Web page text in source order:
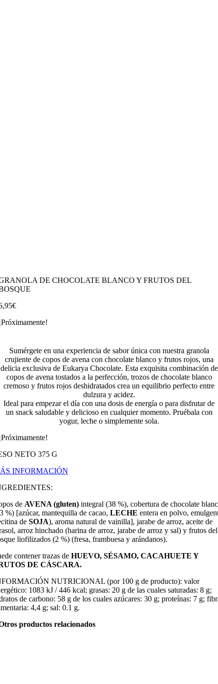
DE CHOCOLATE BLANCO Y FRUTOS DEL
€
Sumérgete en una experiencia de sabor única con nuestra granola
crujiente de copos de avena con chocolate blanco y frutos rojos, una
delicia exclusiva de Eukarya Chocolate. Esta exquisita combinación de
copos de avena tostados a la perfección, trozos de chocolate blanco
cremoso y frutos rojos deshidratados crea un equilibrio perfecto entre
dulzura y acidez.
Ideal para empezar el día con una dosis de energía o para disfrutar de
un snack saludable y delicioso en cualquier momento. Pruébala con
yogur, leche o simplemente sola.
NETO 375G
INFORMACIÓN
de AVENA (gluten)integral (38 %), cobertura de chocolate
%) [azúcar, mantequilla de cacao, LECHE entera en polvo,
de SOJA), aroma natural de vainilla], jarabe de arroz, aceite de
arroz hinchado (harina de arroz, jarabe de arroz y sal) y frutos del
liofilizados (2 %) (fresa, frambuesa y arándanos).
contener trazas de HUEVO, SÉSAMO, CACAHUETE Y
DE CÁSCARA.
NUTRICIONAL (por 100 g de producto): valor
1083kJ /446kcal; grasas: 20g de las cuales saturadas: 8g;
de carbono: 58g de los cuales azúcares: 30 g; proteínas: 7 g;
4,4 g; sal: 0.1 g.
productos relacionados